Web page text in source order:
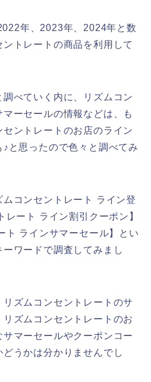
年、2023年、2024年と数
トレートの商品を利用して
べていく内に、リズムコン
ーセールの情報などは、も
ントレートのお店のライン
と思ったので色々と調べてみ
コンセントレート ライン登
ート ライン割引クーポン】
ト ラインサマーセール】とい
ワードで調査してみまし
ズムコンセントレートのサ
ズムコンセントレートのお
マーセールやクーポンコー
どうかは分かりませんでし